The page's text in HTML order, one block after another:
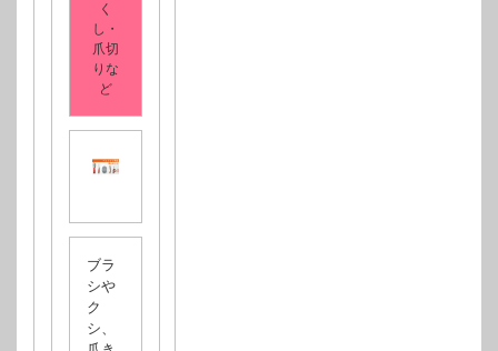
く
し・
爪切
りな
ど
ブラ
シや
ク
シ、